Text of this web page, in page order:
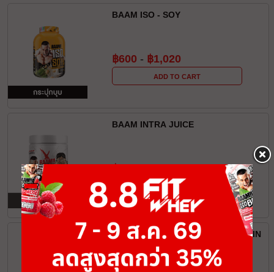
BAAM ISO - SOY
฿600 - ฿1,020
ADD TO CART
BAAM INTRA JUICE
฿500
ADD TO CART
VITAXTRONG REAL WHEY PROTEIN